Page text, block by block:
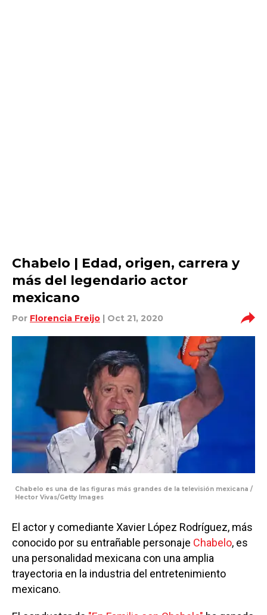
Chabelo | Edad, origen, carrera y
más del legendario actor
mexicano
Por Florencia Freijo | Oct 21, 2020
Chabelo es una de las figuras más grandes de la televisión mexicana /
Hector Vivas/Getty Images
El actor y comediante Xavier López Rodríguez, más
conocido por su entrañable personaje Chabelo, es
una personalidad mexicana con una amplia
trayectoria en la industria del entretenimiento
mexicano.